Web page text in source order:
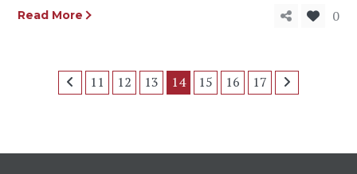
Read More 0
11 12 13 14 15 16 17